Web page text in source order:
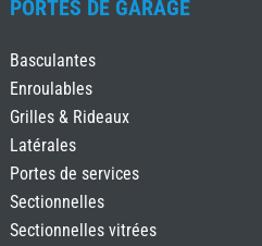
PORTES DE GARAGE
Basculantes
Enroulables
Grilles & Rideaux
Latérales
Portes de services
Sectionnelles
Sectionnelles vitrées